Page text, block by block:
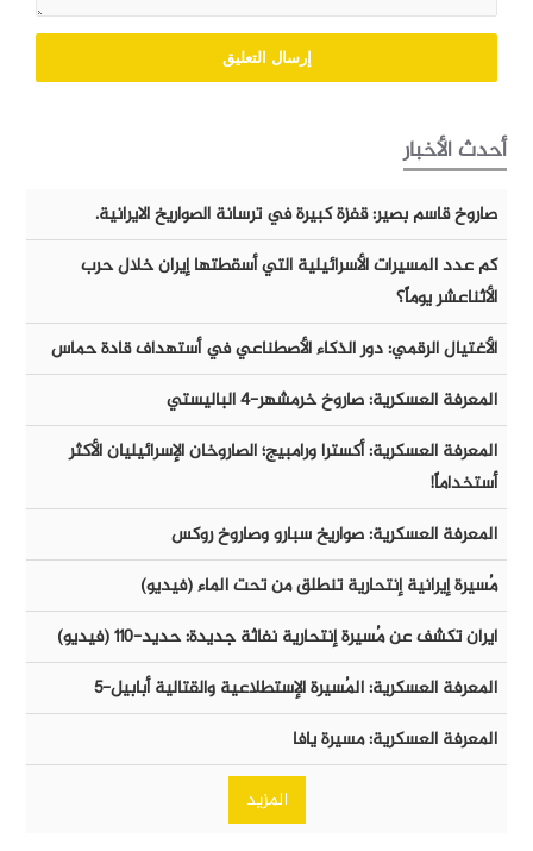
أحدث الأخبار
صاروخ قاسم بصير: قفزة كبيرة في ترسانة الصواريخ الايرانية.
كم عدد المسيرات الأسرائيلية التي أسقطتها إيران خلال حرب
الأثناعشر يوماً؟
الأغتيال الرقمي: دور الذكاء الأصطناعي في أستهداف قادة حماس
المعرفة العسكرية: صاروخ خرمشهر-٤ الباليستي
المعرفة العسكرية: أكسترا ورامبيج؛ الصاروخان الإسرائيليان الأكثر
أستخداماً!
المعرفة العسكرية: صواريخ سبارو وصاروخ روكس
مُسيرة إيرانية إنتحارية تنطلق من تحت الماء (فيديو)
ايران تكشف عن مُسيرة إنتحارية نفاثة جديدة: حديد-١١٠ (فيديو)
المعرفة العسكرية: المُسيرة الإستطلاعية والقتالية أبابيل-٥
المعرفة العسكرية: مسيرة يافا
المزيد